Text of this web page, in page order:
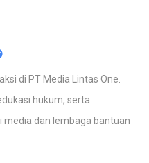
di PT Media Lintas One.
hukum, serta
dan lembaga bantuan